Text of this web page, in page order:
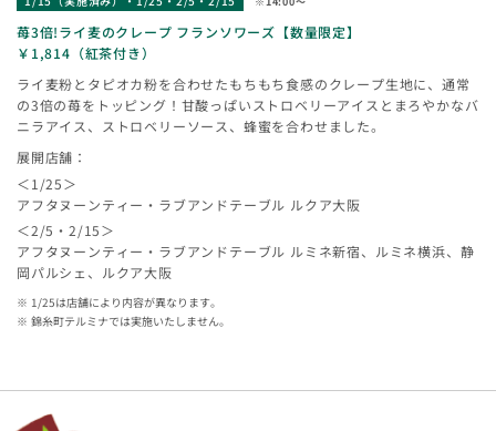
苺3倍!ライ麦のクレープ フランソワーズ【数量限定】
￥1,814（紅茶付き）
ライ麦粉とタピオカ粉を合わせたもちもち食感のクレープ生地に、通常
の3倍の苺をトッピング！甘酸っぱいストロベリーアイスとまろやかなバ
ニラアイス、ストロベリーソース、蜂蜜を合わせました。
展開店舗：
＜1/25＞
アフタヌーンティー・ラブアンドテーブル ルクア大阪
＜2/5・2/15＞
アフタヌーンティー・ラブアンドテーブル ルミネ新宿、ルミネ横浜、静
岡パルシェ、ルクア大阪
1/25は店舗により内容が異なります。
錦糸町テルミナでは実施いたしません。